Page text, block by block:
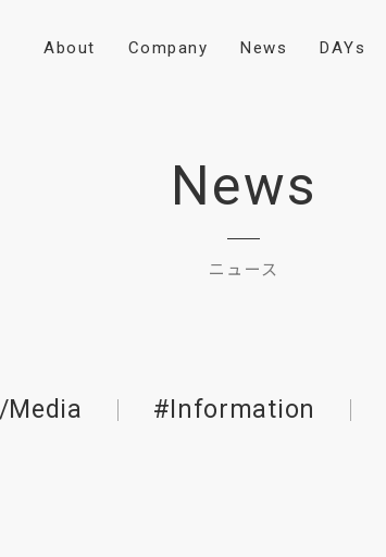
About Company News DAYs
News
ニュース
Media #Information